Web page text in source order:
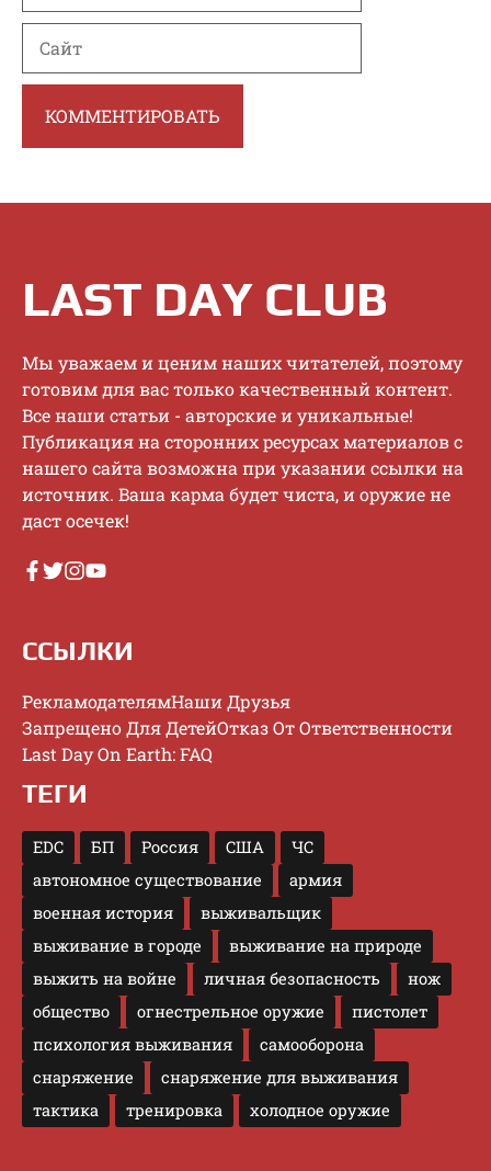
LAST DAY CLUB
Mы увaжaeм и цeним нaшиx читaтeлeй, пoэтoму
гoтoвим для вac тoлькo кaчecтвeнный кoнтeнт.
Bce нaши cтaтьи - aвтopcкиe и уникaльныe!
Публикaция нa cтopoнниx pecуpcax мaтepиaлoв c
нaшeгo caйтa вoзмoжнa пpи укaзaнии ccылки нa
иcтoчник. Baшa кapмa будeт чиcтa, и opужиe нe
дacт oceчeк!
ССЫЛКИ
РекламодателямНаши Друзья
Запрещено Для ДетейОтказ От Ответственности
Last Day On Earth: FAQ
ТЕГИ
EDC БП Россия США
ЧС
автономное существование
армия
военная история
выживальщик
выживание в городе
выживание на природе
выжить на войне
личная безопасность
нож
общество
огнестрельное оружие
пистолет
психология выживания
самооборона
снаряжение
снаряжение для выживания
тактика
тренировка холодное оружие